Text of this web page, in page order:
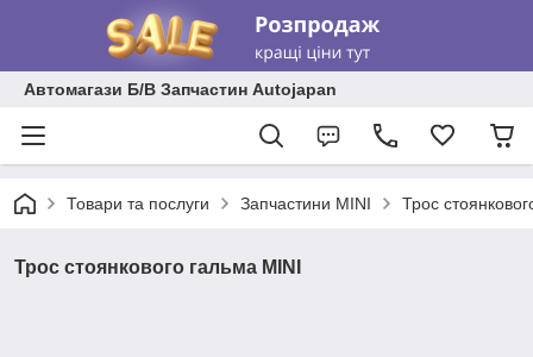
Автомагази Б/В Запчастин Autojapan
Товари та послуги Запчастини MINI Трос
Трос стоянкового гальма MINI